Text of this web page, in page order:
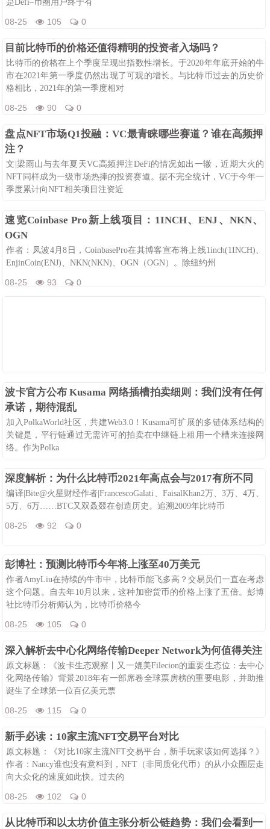
是Defi–币圈用户终于有
08-25 105 0
目前比特币的价格还值得精明的投资者入场吗？
比特币的价格在上个季度呈现出指数性增长。于2020年年底开始的牛
市在2021年第一季度仍然出现了可观的增长。与比特币过去的历史价
格相比，2021年的第一季度相对
08-25 90 0
盘点NFT市场Q1投融：VC最青睐哪些赛道？谁在高频押
注？
文|梁雨山与去年夏天VC高频押注DeFi的情况如出一辙，近期大火的
NFT同样成为一级市场热捧的投资赛道。据不完全统计，VC于今年一
季度累计向NFT相关项目注资近
速览Coinbase Pro新上线项目：1INCH、ENJ、NKN、
OGN
作者：凤波4月8日，CoinbasePro在其博客宣布将上线1inch(1INCH)、
EnjinCoin(ENJ)、NKN(NKN)、OGN（OGN）。除纽约州
08-25 93 0
波卡官方公布 Kusama 网络插槽拍卖细则：我们没有任何
承诺，期待混乱
加入PolkaWorld社区，共建Web3.0！Kusama可扩展的多链体系结构的
关键是，平行链通过无需许可的拍卖在中继链上租用一个槽来连接网
络。作为Polka
深度解析：为什么比特币2021年高点会与2017有所不同
编译|Bite@火星财经作者|FrancescoGalati、FaisalKhan2万、3万、4万、
5万、6万……BTC又双叒叕在创造历史。追溯2009年比特币
08-25 92 0
彭博社：预测比特币今年将上涨至40万美元
作者AmyLiu在持续的牛市中，比特币能飞多高？交易员们一直在考虑
这个问题。自去年10月以来，这种加密货币的价格上涨了五倍。彭博
社比特币分析师认为，比特币价格今
08-25 105 0
深入解析去中心化网络传输Deeper Network为何值得关注
原文标题：《波卡生态观察丨又一媲美Filecion的重要生态位：去中心
化网络传输》背景2018年有一部席卷全球票房榜的重要电影，并助推
诞生了全球第一位百亿美元票
08-25 115 0
新手必读：10家主流NFT交易平台对比
原文标题：《对比10家主流NFT交易平台，新手玩家该如何选择？》
作者：Nancy谁也没有意料到，NFT（非同质化代币）的从小众圈层走
向大众化的速度如此快。过去的
08-25 102 0
从比特币和以太坊价值主张分析公链趋势：我们会看到一